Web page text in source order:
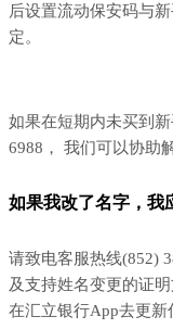
后设置流动保安码与
定。
如果在短期内未买到
6988， 我们可以协助
如果我改了名字，我
请致电客服热线(852)
及支持姓名变更的证
在汇立银行App去更新